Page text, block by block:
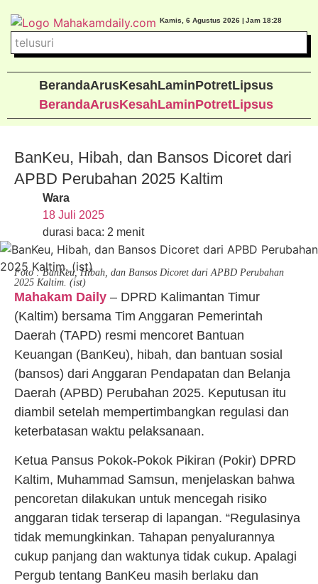
Kamis, 6 Agustus 2026 | Jam 18:28
BerandaArusKesahLaminPotretLipsus
BerandaArusKesahLaminPotretLipsus
BanKeu, Hibah, dan Bansos Dicoret dari
APBD Perubahan 2025 Kaltim
Wara
18 Juli 2025
durasi baca: 2 menit
Foto : BanKeu, Hibah, dan Bansos Dicoret dari APBD Perubahan
2025 Kaltim. (ist)
Mahakam Daily – DPRD Kalimantan Timur
(Kaltim) bersama Tim Anggaran Pemerintah
Daerah (TAPD) resmi mencoret Bantuan
Keuangan (BanKeu), hibah, dan bantuan sosial
(bansos) dari Anggaran Pendapatan dan Belanja
Daerah (APBD) Perubahan 2025. Keputusan itu
diambil setelah mempertimbangkan regulasi dan
keterbatasan waktu pelaksanaan.
Ketua Pansus Pokok-Pokok Pikiran (Pokir) DPRD
Kaltim, Muhammad Samsun, menjelaskan bahwa
pencoretan dilakukan untuk mencegah risiko
anggaran tidak terserap di lapangan. “Regulasinya
tidak memungkinkan. Tahapan penyalurannya
cukup panjang dan waktunya tidak cukup. Apalagi
Pergub tentang BanKeu masih berlaku dan